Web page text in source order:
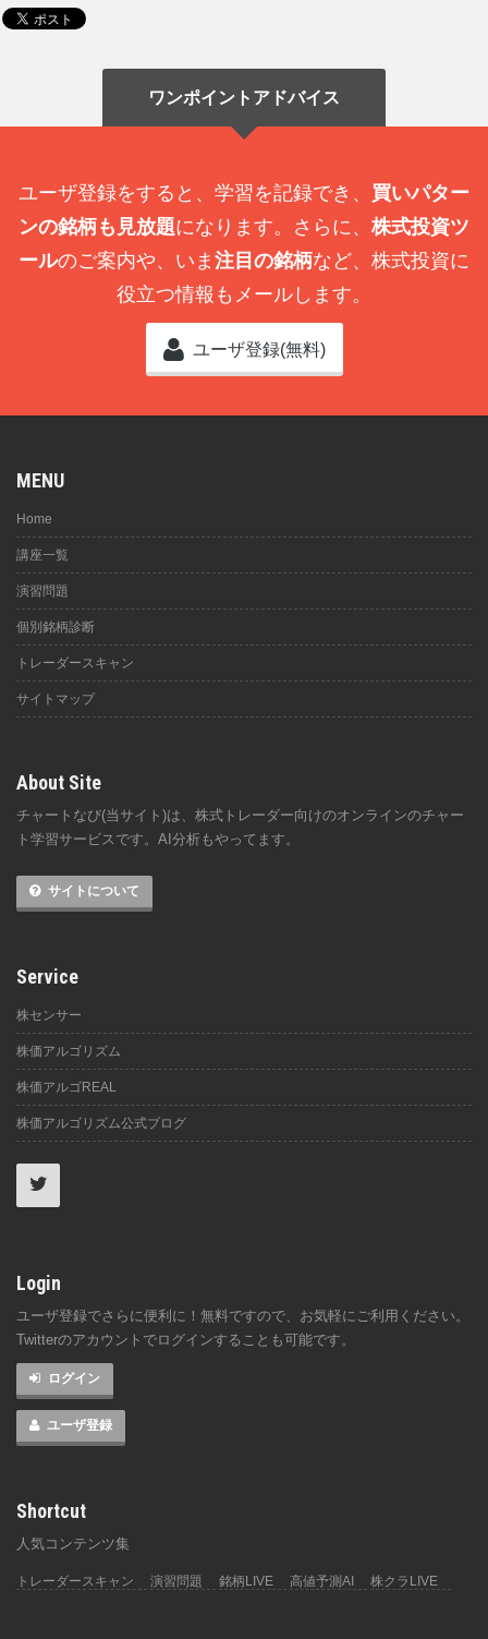
ワンポイントアドバイス
ユーザ登録をすると、学習を記録でき、 買いパター
ンの銘柄も見放題になります。さらに、 株式投資ツ
ールのご案内や、いま 注目の銘柄など、株式投資に
役立つ情報もメールします。
ユーザ登録(無料)
MENU
Home
講座一覧
演習問題
個別銘柄診断
トレーダースキャン
サイトマップ
About Site
チャートなび(当サイト)は、株式トレーダー向けのオンラインのチャー
ト学習サービスです。AI分析もやってます。
サイトについて
Service
株センサー
株価アルゴリズム
株価アルゴREAL
株価アルゴリズム公式ブログ
Login
ユーザ登録でさらに便利に！無料ですので、お気軽にご利用ください。
Twitterのアカウントでログインすることも可能です。
ログイン
ユーザ登録
Shortcut
人気コンテンツ集
トレーダースキャン 演習問題 銘柄LIVE 高値予測AI 株クラLIVE